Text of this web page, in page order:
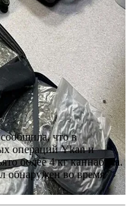
что в
операций Ykan и
более 4 кг каннабиса.
обнаружен во время